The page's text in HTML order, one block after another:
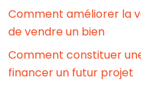
Comment améliorer la
de vendre un bien
Comment constituer
financer un futur projet